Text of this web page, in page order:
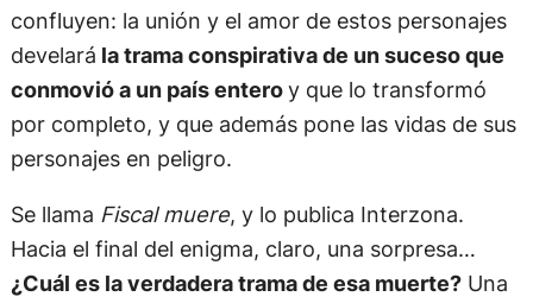
confluyen: la unión y el amor de estos personajes
develará la trama conspirativa de un suceso que
conmovió a un país enteroy que lo transformó
por completo, y que además pone las vidas de sus
personajes en peligro.
Se llama Fiscal muere, y lo publica Interzona.
Hacia el final del enigma, claro, una sorpresa…
¿Cuál es la verdadera trama de esa muerte?Una